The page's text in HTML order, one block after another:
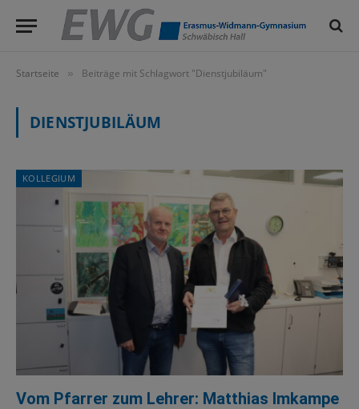
Startseite » Beiträge mit Schlagwort "Dienstjubiläum"
DIENSTJUBILÄUM
KOLLEGIUM
Vom Pfarrer zum Lehrer: Matthias Imkampe